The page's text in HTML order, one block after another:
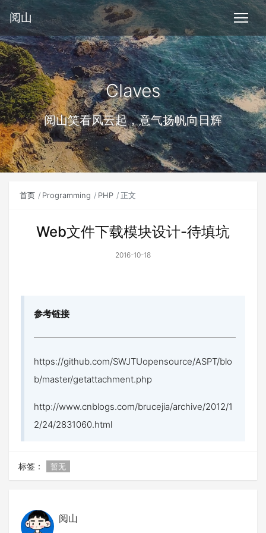
阅山
Claves
阅山笑看风云起，意气扬帆向日辉
首页 Programming PHP 正文
Web文件下载模块设计-待填坑
2016-10-18
参考链接
https://github.com/SWJTUopensource/ASPT/blo
b/master/getattachment.php
http://www.cnblogs.com/brucejia/archive/2012/1
2/24/2831060.html
标签： 暂无
阅山